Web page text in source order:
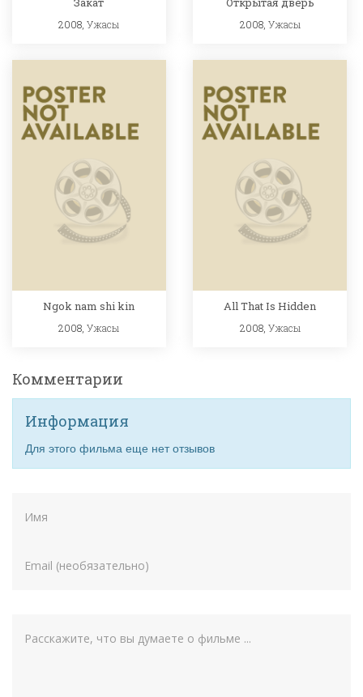
2008,Ужасы 2008, Ужасы
Ngok nam shi kin
2008,Ужасы
All That Is Hidden
2008, Ужасы
Комментарии
Информация
Для этого фильма еще нет отзывов